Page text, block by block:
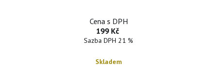
Cena s DPH
199 Kč
Sazba DPH 21 %
Skladem